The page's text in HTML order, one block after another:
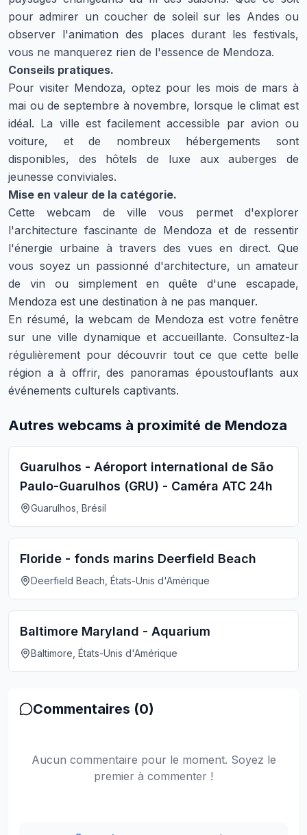
pour admirer un coucher de soleil sur les Andes ou
observer l'animation des places durant les festivals,
vous ne manquerez rien de l'essence de Mendoza.
Conseils pratiques.
Pour visiter Mendoza, optez pour les mois de mars à
mai ou de septembre à novembre, lorsque le climat est
idéal. La ville est facilement accessible par avion ou
voiture, et de nombreux hébergements sont
disponibles, des hôtels de luxe aux auberges de
jeunesse conviviales.
Mise en valeur de la catégorie.
Cette webcam de ville vous permet d'explorer
l'architecture fascinante de Mendoza et de ressentir
l'énergie urbaine à travers des vues en direct. Que
vous soyez un passionné d'architecture, un amateur
de vin ou simplement en quête d'une escapade,
Mendoza est une destination à ne pas manquer.
En résumé, la webcam de Mendoza est votre fenêtre
sur une ville dynamique et accueillante. Consultez-la
régulièrement pour découvrir tout ce que cette belle
région a à offrir, des panoramas époustouflants aux
événements culturels captivants.
Autres webcams à proximité de Mendoza
Guarulhos - Aéroport international de São
Paulo-Guarulhos (GRU) - Caméra ATC 24h
Guarulhos, Brésil
Floride - fonds marins Deerfield Beach
Deerfield Beach, États-Unis d'Amérique
Baltimore Maryland - Aquarium
Baltimore, États-Unis d'Amérique
Commentaires (0)
Aucun commentaire pour le moment. Soyez le
premier à commenter !